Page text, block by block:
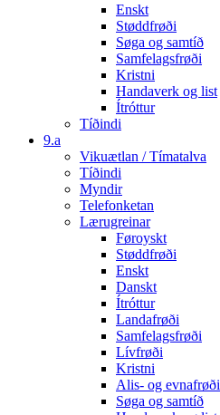
Enskt
Støddfrøði
Søga og samtíð
Samfelagsfrøði
Kristni
Handaverk og list
Ítróttur
Tíðindi
9.a
Vikuætlan / Tímatalva
Tíðindi
Myndir
Telefonketan
Lærugreinar
Føroyskt
Støddfrøði
Enskt
Danskt
Ítróttur
Landafrøði
Samfelagsfrøði
Lívfrøði
Kristni
Alis- og evnafrøði
Søga og samtíð